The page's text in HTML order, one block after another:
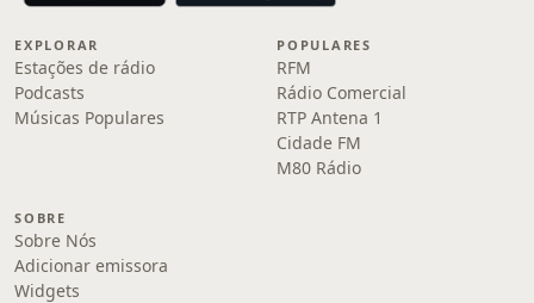
EXPLORAR
Estações de rádio
Podcasts
Músicas Populares
POPULARES
RFM
Rádio Comercial
RTP Antena 1
Cidade FM
M80 Rádio
SOBRE
Sobre Nós
Adicionar emissora
Widgets